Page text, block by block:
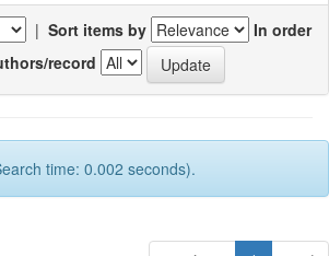
| Sort items by
In order
record
time: 0.002 seconds).